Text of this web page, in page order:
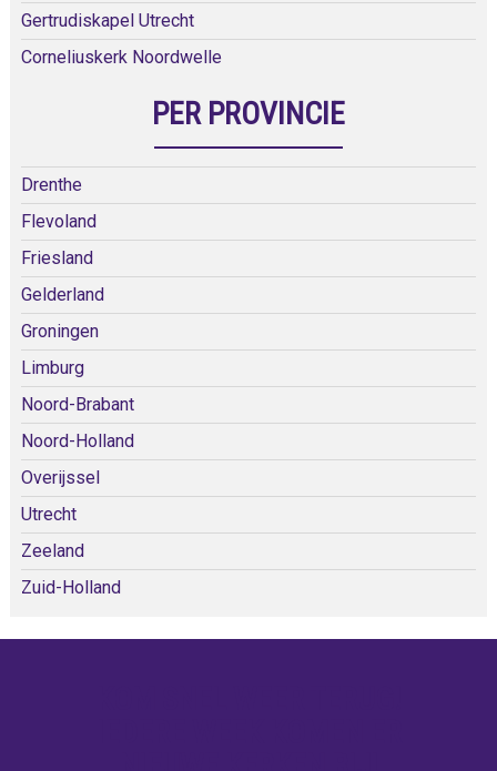
Gertrudiskapel Utrecht
Corneliuskerk Noordwelle
PER PROVINCIE
Drenthe
Flevoland
Friesland
Gelderland
Groningen
Limburg
Noord-Brabant
Noord-Holland
Overijssel
Utrecht
Zeeland
Zuid-Holland